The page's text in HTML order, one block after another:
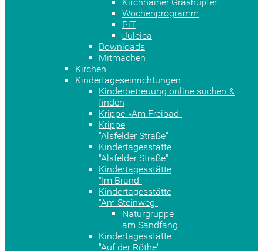
Wochenprogramm
PiT
Juleica
Downloads
Mitmachen
Kirchen
Kindertageseinrichtungen
Kinderbetreuung online suchen &
finden
Krippe »Am Freibad"
Krippe
"Alsfelder Straße"
Kindertagesstätte
"Alsfelder Straße"
Kindertagesstätte
"Im Brand"
Kindertagesstätte
"Am Steinweg"
Naturgruppe
am Sandfang
Kindertagesstätte
"Auf der Röthe"